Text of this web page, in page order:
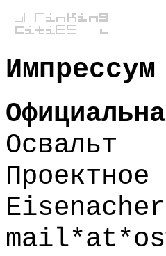
Импрессум
Освальт